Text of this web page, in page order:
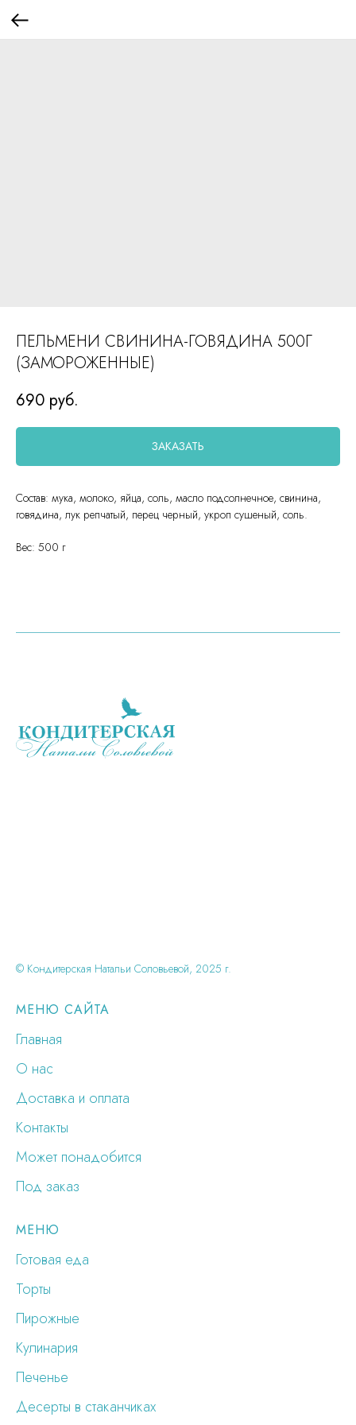
ПЕЛЬМЕНИ СВИНИНА-ГОВЯДИНА 500Г
(ЗАМОРОЖЕННЫЕ)
690 руб.
ЗАКАЗАТЬ
Состав: мука, молоко, яйца, соль, масло подсолнечное, свинина,
говядина, лук репчатый, перец черный, укроп сушеный, соль.
Вес: 500 г
© Кондитерская Натальи Соловьевой, 2025 г.
МЕНЮ САЙТА
Главная
О нас
Доставка и оплата
Контакты
Может понадобится
Под заказ
МЕНЮ
Готовая еда
Торты
Пирожные
Кулинария
Печенье
Десерты в стаканчиках